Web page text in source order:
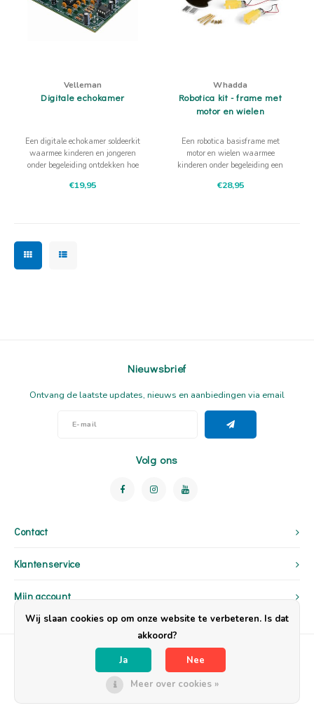
Velleman
Digitale echokamer
Een digitale echokamer soldeerkit
waarmee kinderen en jongeren
onder begeleiding ontdekken hoe
veranderen. Na het bouwen kun
€19,95
Whadda
Robotica kit - frame met
motor en wielen
Een robotica basisframe met
motor en wielen waarmee
kinderen onder begeleiding een
opbouwen. Mooi als startpunt
€28,95
Contact
Nieuwsbrief
Ontvang de laatste updates, nieuws en aanbiedingen via email
Volg ons
Klantenservice
Mijn account
Wij slaan cookies op om onze website te verbeteren. Is dat
akkoord?
Ja
Nee
Meer over cookies »